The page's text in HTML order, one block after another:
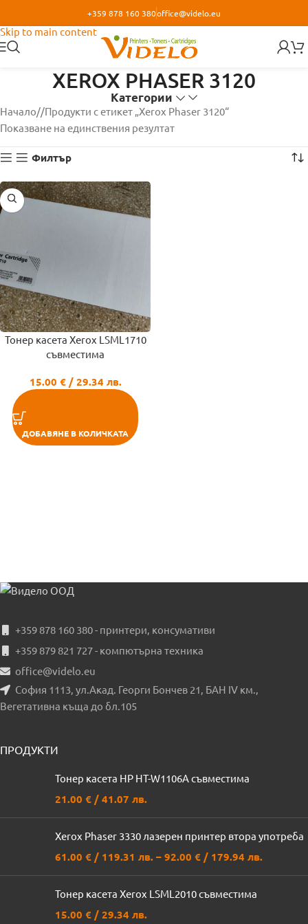
Skip to main content
+359 878 160 380office@videlo.eu
XEROX PHASER 3120
Категории
Начало/ Продукти с етикет „Xerox Phaser 3120“
Показване на единствения резултат
Филтър
Тонер касета Xerox LSML1710
съвместима
15.00 €/ 29.34 лв.
ДОБАВЯНЕ В КОЛИЧКАТА
+359 878 160 380 - принтери, консумативи
+359 879 821 727 - компютърна техника
office@videlo.eu
София 1113, ул.Акад. Георги Бончев 21, БАН IV км.,
Вегетативна къща до бл.105
ПРОДУКТИ
Тонер касета HP HT-W1106A съвместима
21.00 € / 41.07 лв.
Xerox Phaser 3330 лазерен принтер втора употреба
61.00 € / 119.31 лв. – 92.00 € / 179.94 лв.
Тонер касета Xerox LSML2010 съвместима
15.00 € / 29.34 лв.